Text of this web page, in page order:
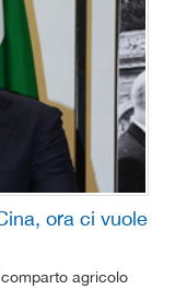
ora ci vuole
agricolo